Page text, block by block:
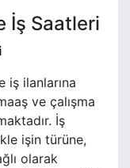
İş Saatleri
iş ilanlarına
ve çalışma
İş
işin türüne,
olarak